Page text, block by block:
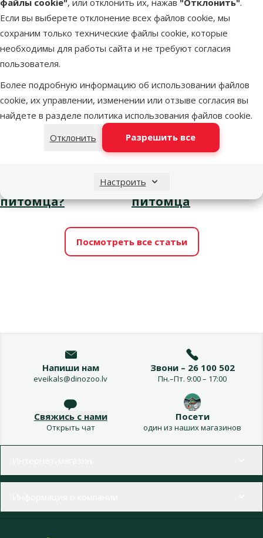
Если вы выберете отклонение всех файлов cookie, мы
сохраним только технические файлы cookie, которые
необходимы для работы сайта и не требуют согласия
пользователя.
Более подробную информацию об использовании файлов
cookie, их управлении, изменении или отзыве согласия вы
найдете в разделе политика использования файлов cookie.
Отклонить
Разрешить все
Настроить
с магазином
как подобрать для
питомца?
подарков для
питомца
Посмотреть все статьи
Напиши нам
eveikals@dinozoo.lv
Звони – 26 100 502
Пн.–Пт. 9:00 – 17:00
Свяжись с нами
Открыть чат
Посети
один из наших магазинов